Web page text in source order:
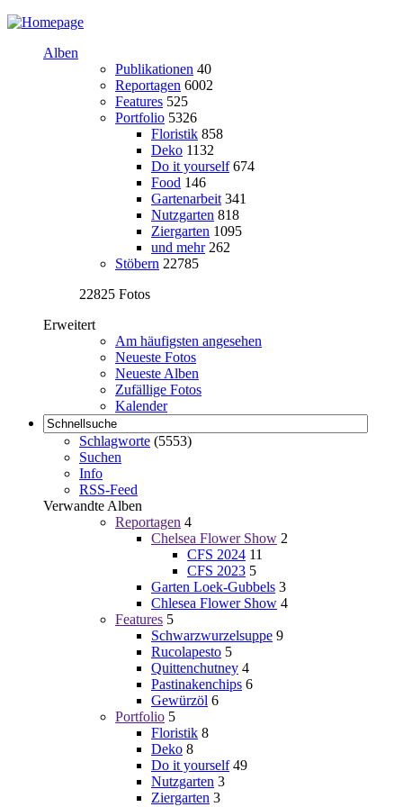
Alben
Publikationen 40
Reportagen 6002
Features 525
Portfolio 5326
Floristik 858
Deko 1132
Do it yourself 674
Food 146
Gartenarbeit 341
Nutzgarten 818
Ziergarten 1095
und mehr 262
Stöbern 22785
22825 Fotos
Erweitert
Am häufigsten angesehen
Neueste Fotos
Neueste Alben
Zufällige Fotos
Kalender
Schlagworte (5553)
Suchen
Info
RSS-Feed
Verwandte Alben
Reportagen 4
Chelsea Flower Show 2
CFS 2024 11
CFS 2023 5
Garten Loek-Gubbels 3
Chlesea Flower Show 4
Features 5
Schwarzwurzelsuppe 9
Rucolapesto 5
Quittenchutney 4
Pastinakenchips 6
Gewürzöl 6
Portfolio 5
Floristik 8
Deko 8
Do it yourself 49
Nutzgarten 3
Ziergarten 3